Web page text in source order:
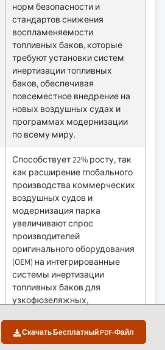
Скачать Бесплатный PDF-Файл
норм безопасности и
стандартов снижения
воспламеняемости
топливных баков, которые
требуют установки систем
инертизации топливных
баков, обеспечивая
повсеместное внедрение на
новых воздушных судах и
программах модернизации
по всему миру.
Способствует 22% росту, так
как расширение глобального
производства коммерческих
воздушных судов и
модернизация парка
увеличивают спрос
производителей
оригинального оборудования
(OEM) на интегрированные
системы инертизации
топливных баков для
узкофюзеляжных,